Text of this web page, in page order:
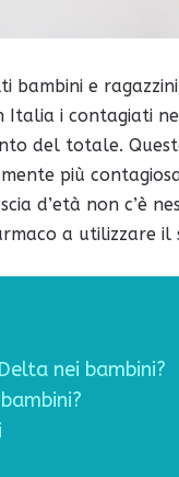
bambini e
Italia i contagiati
del totale.
più
d’età non c’è
a utilizzare il
nei bambini?